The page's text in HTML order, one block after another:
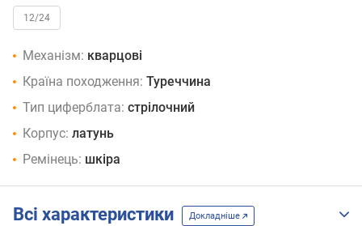
12/24
Механізм: кварцові
Країна походження: Туреччина
Тип циферблата: стрілочний
Корпус: латунь
Ремінець: шкіра
Всі характеристики Докладніше